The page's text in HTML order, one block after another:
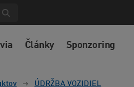
Články Sponzoring
ÚDRŽBA VOZIDIEL